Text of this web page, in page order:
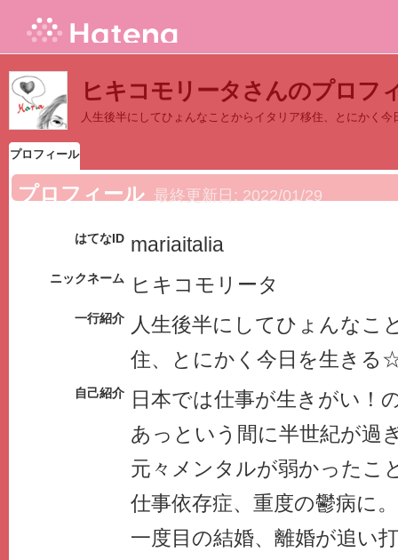
ヒキコモリータさんのプロフ
人生後半にしてひょんなことからイタリア移住、とにかく
プロフィール
プロフィール 最終更新日: 2022/01/29
はてなID mariaitalia
ニックネーム ヒキコモリータ
一行紹介
人生後半にしてひょんなこ
住、とにかく今日を生きる
自己紹介
日本では仕事が生きがい！
あっという間に半世紀が過
元々メンタルが弱かったこ
仕事依存症、重度の鬱病に。
一度目の結婚、離婚が追い